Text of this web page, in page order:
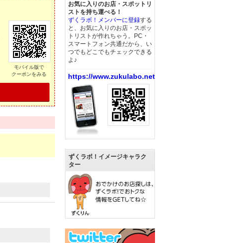
モバイル版で
クーポンをみる
お気に入りのお店・スポットリ
ストを持ち運べる！
ずくラボ！メンバーに登録する
と、お気に入りのお店・スポッ
トリストが作れちゃう。PC・
スマートフォン共通だから、い
つでもどこでもチェックできる
よ♪
https://www.zukulabo.net/
ずくラボ！イメージキャラク
ター